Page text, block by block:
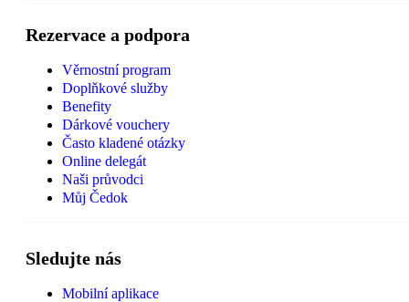
Rezervace a podpora
Věrnostní program
Doplňkové služby
Benefity
Dárkové vouchery
Často kladené otázky
Online delegát
Naši průvodci
Můj Čedok
Sledujte nás
Mobilní aplikace